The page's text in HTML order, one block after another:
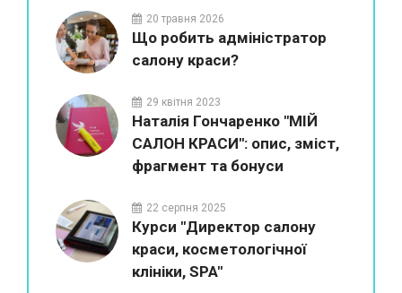
20 травня 2026
Що робить адміністратор
салону краси?
29 квітня 2023
Наталія Гончаренко "МІЙ
САЛОН КРАСИ": опис, зміст,
фрагмент та бонуси
22 серпня 2025
Курси "Директор салону
краси, косметологічної
клініки, SPA"